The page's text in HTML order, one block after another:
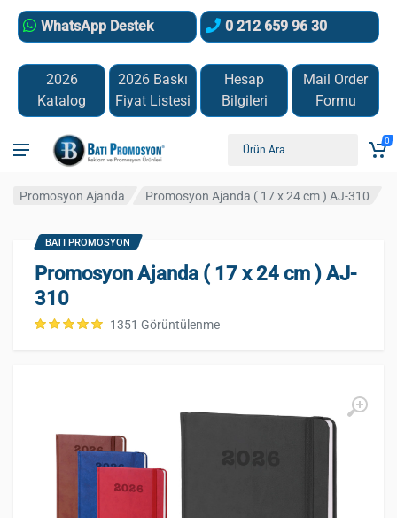
WhatsApp Destek 0 212 659 96 30
2026
Katalog
2026 Baskı
Fiyat Listesi
Hesap
Bilgileri
Mail Order
Formu
0
Promosyon Ajanda Promosyon Ajanda ( 17 x 24 cm ) AJ-310
Promosyon Ajanda ( 17 x 24 cm ) AJ-
310
1351 Görüntülenme
BATI PROMOSYON